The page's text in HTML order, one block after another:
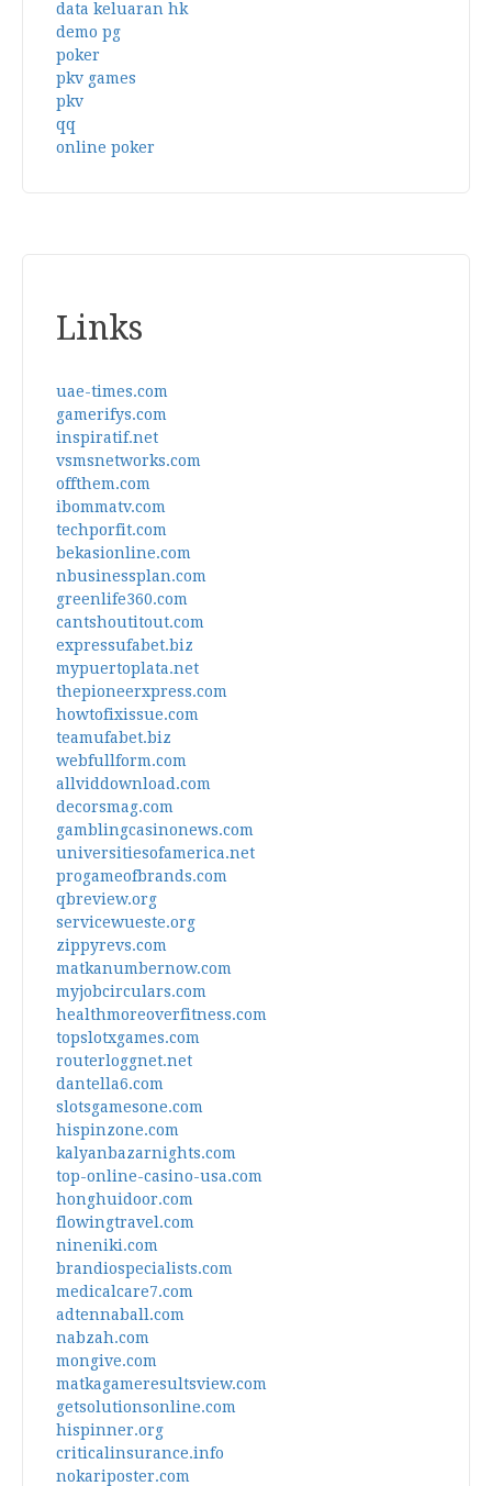
data keluaran hk
demo pg
poker
pkv games
pkv
qq
online poker
Links
uae-times.com
gamerifys.com
inspiratif.net
vsmsnetworks.com
offthem.com
ibommatv.com
techporfit.com
bekasionline.com
nbusinessplan.com
greenlife360.com
cantshoutitout.com
expressufabet.biz
mypuertoplata.net
thepioneerxpress.com
howtofixissue.com
teamufabet.biz
webfullform.com
allviddownload.com
decorsmag.com
gamblingcasinonews.com
universitiesofamerica.net
progameofbrands.com
qbreview.org
servicewueste.org
zippyrevs.com
matkanumbernow.com
myjobcirculars.com
healthmoreoverfitness.com
topslotxgames.com
routerloggnet.net
dantella6.com
slotsgamesone.com
hispinzone.com
kalyanbazarnights.com
top-online-casino-usa.com
honghuidoor.com
flowingtravel.com
nineniki.com
brandiospecialists.com
medicalcare7.com
adtennaball.com
nabzah.com
mongive.com
matkagameresultsview.com
getsolutionsonline.com
hispinner.org
criticalinsurance.info
nokariposter.com